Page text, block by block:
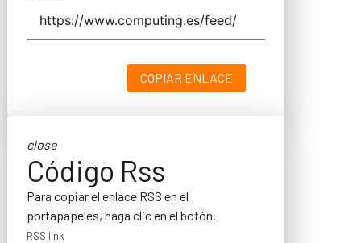
COPIAR ENLACE
close
Código Rss
Para copiar el enlace RSS en el
portapapeles, haga clic en el botón.
RSS link